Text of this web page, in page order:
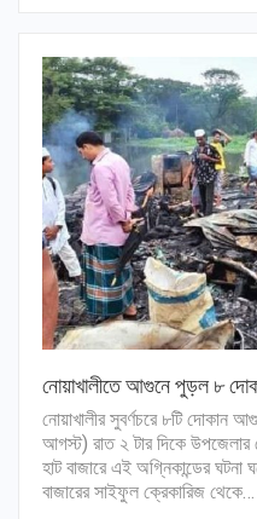
নোয়াখালীতে আগুনে পুড়ল ৮
নোয়াখালীর সুবর্ণচরে ৮টি দোকান
আগস্ট) রাত ২ টার দিকে উপজেলার
হাট বাজারে এই অগ্নিকান্ডের ঘটনা
বাজারের সাইফুল ক্রেকারিজ থেকে…